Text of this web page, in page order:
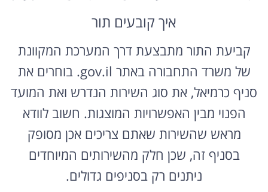
איך קובעים תור
קביעת התור מתבצעת דרך המערכת המקוונת
של משרד התחבורה באתר gov.il. בוחרים את
סניף כרמיאל, את סוג השירות הנדרש ואת המועד
הפנוי מבין האפשרויות המוצגות. חשוב לוודא
מראש שהשירות שאתם צריכים אכן מסופק
בסניף זה, שכן חלק מהשירותים המיוחדים
ניתנים רק בסניפים גדולים.